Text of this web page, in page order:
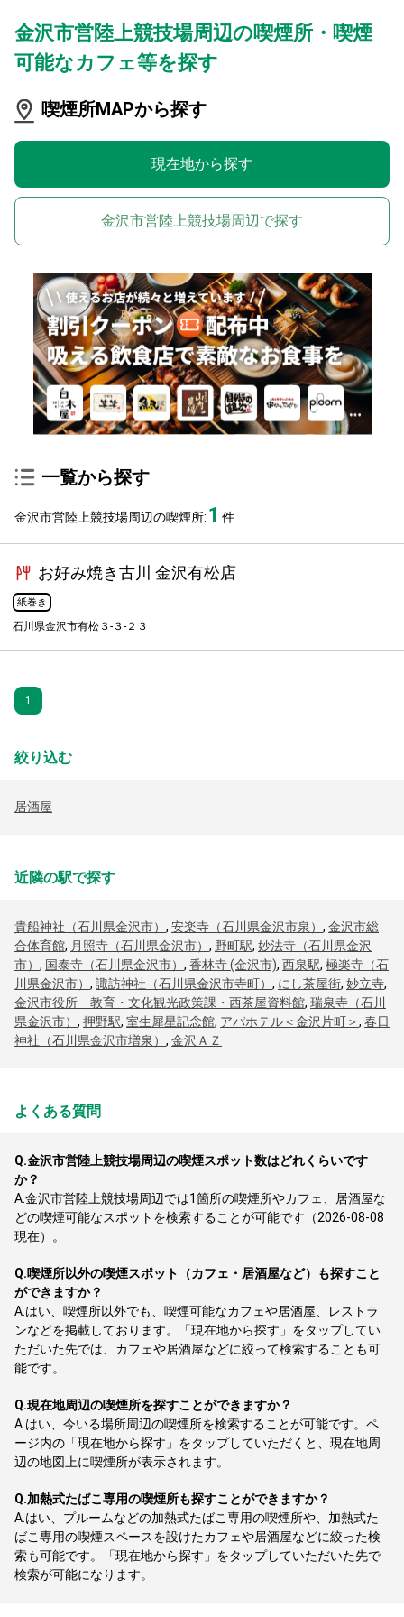
金沢市営陸上競技場周辺の喫煙所・喫煙
可能なカフェ等を探す
喫煙所MAPから探す
現在地から探す
金沢市営陸上競技場周辺で探す
一覧から探す
金沢市営陸上競技場周辺の喫煙所: 1 件
お好み焼き古川 金沢有松店
紙巻き
石川県金沢市有松３-３-２３
1
絞り込む
居酒屋
近隣の駅で探す
貴船神社（石川県金沢市） , 安楽寺（石川県金沢市泉） , 金沢市総
合体育館, 月照寺（石川県金沢市） , 野町駅, 妙法寺（石川県金沢
市） , 国泰寺（石川県金沢市） , 香林寺 (金沢市), 西泉駅, 極楽寺（石
川県金沢市） , 諏訪神社（石川県金沢市寺町） , にし茶屋街, 妙立寺,
金沢市役所 教育・文化観光政策課・西茶屋資料館, 瑞泉寺（石川
県金沢市） , 押野駅, 室生犀星記念館, アパホテル＜金沢片町＞, 春日
神社（石川県金沢市増泉） , 金沢ＡＺ
よくある質問
Q.金沢市営陸上競技場周辺の喫煙スポット数はどれくらいです
か？
A.金沢市営陸上競技場周辺では1箇所の喫煙所やカフェ、居酒屋な
どの喫煙可能なスポットを検索することが可能です（2026-08-08
現在）。
Q.喫煙所以外の喫煙スポット（カフェ・居酒屋など）も探すこと
ができますか？
A. はい、喫煙所以外でも、喫煙可能なカフェや居酒屋、レストラ
ンなどを掲載しております。「現在地から探す」をタップしてい
ただいた先では、カフェや居酒屋などに絞って検索することも可
能です。
Q.現在地周辺の喫煙所を探すことができますか？
A. はい、今いる場所周辺の喫煙所を検索することが可能です。ペ
ージ内の「現在地から探す」をタップしていただくと、現在地周
辺の地図上に喫煙所が表示されます。
Q.加熱式たばこ専用の喫煙所も探すことができますか？
A. はい、プルームなどの加熱式たばこ専用の喫煙所や、加熱式た
ばこ専用の喫煙スペースを設けたカフェや居酒屋などに絞った検
索も可能です。「現在地から探す」をタップしていただいた先で
検索が可能になります。